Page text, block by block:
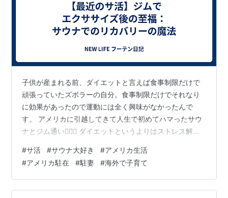
子供が産まれる前、ダイエットと言えば食事制限だけで
頑張っていたズボラーの自分。食事制限だけでそれなり
に効果があったので運動には全く興味がなかったんで
す。 アメリカに引越してきて人生で初めてハマったサウ
ナとジム通い🏃🏻‍♀️ ダイエットというよりはストレス解消❗️
がめちゃくちゃ心地よい至福のひととき😽 ジム通いを始
めた当初はヒヨって（コミュ障💦）ジムでも運動せずサ
ウナばかりしていたけど、運動してからのサウナの爽快
感を得てからはエクササイズメインでサウナは最後にワ
#サ活 #サウナ大好き #アメリカ生活
#アメリカ駐在 #駐妻 #海外で子育て